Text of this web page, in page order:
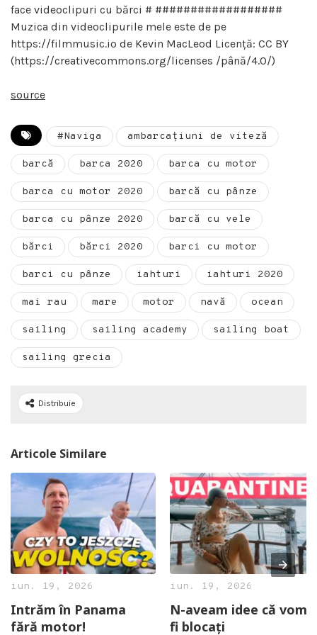
face videoclipuri cu bărci # ##################
Muzica din videoclipurile mele este de pe
https://filmmusic.io de Kevin MacLeod Licență: CC BY
(https://creativecommons.org/licenses /până/4.0/)
source
#Naviga ambarcațiuni de viteză
barcă barca 2020 barca cu motor
barca cu motor 2020 barcă cu pânze
barca cu pânze 2020 barcă cu vele
bărci bărci 2020 barci cu motor
barci cu pânze iahturi iahturi 2020
mai rau mare motor navă ocean
sailing sailing academy sailing boat
sailing grecia
Distribuie
Articole Similare
iun. 19, 2026
Intrăm în Panama
fără motor!
iun. 19, 2026
N-aveam idee că vom
fi blocați